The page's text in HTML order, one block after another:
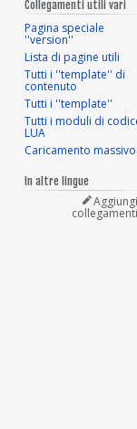
Collegamenti utili vari
Pagina speciale
''version''
Lista di pagine utili
Tutti i ''template'' di
contenuto
Tutti i ''template''
Tutti i moduli di
LUA
Caricamento massivo
In altre lingue
Aggiungi
collegamenti